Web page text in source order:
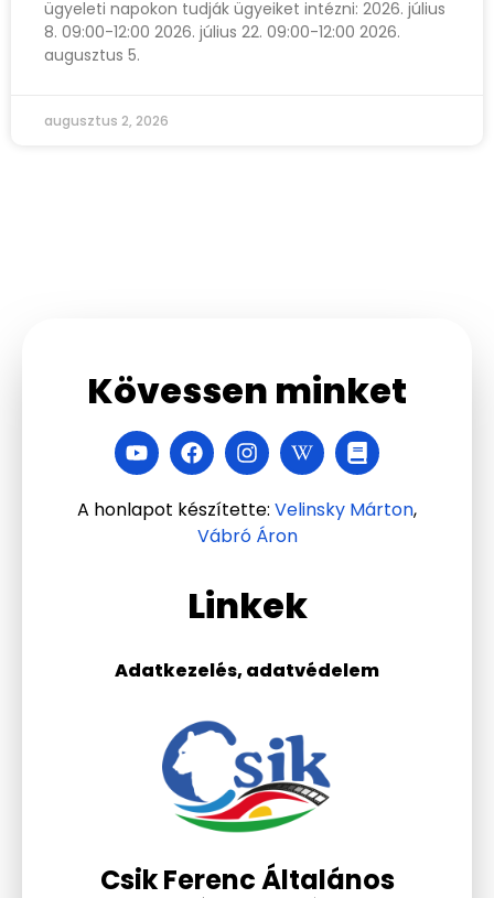
ügyeleti napokon tudják ügyeiket intézni: 2026. július
8. 09:00-12:00 2026. július 22. 09:00-12:00 2026.
augusztus 5.
augusztus 2, 2026
Csik Ferenc Általános
Linkek
Adatkezelés, adatvédelem
Kövessen minket
A honlapot készítette: Velinsky Márton,
Vábró Áron